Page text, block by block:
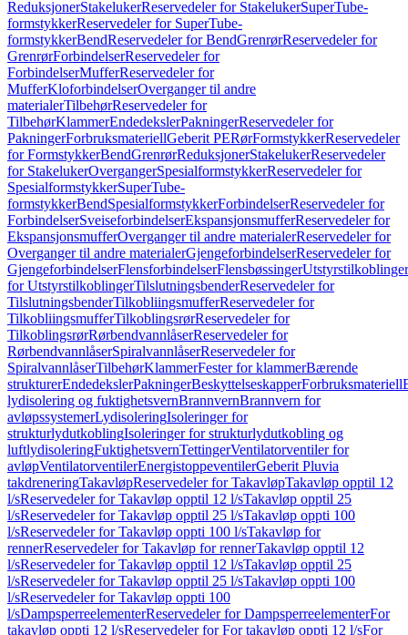
ReduksjonerStakelukerReservedeler for StakelukerSuperTube-
formstykkerReservedeler for SuperTube-
formstykkerBendReservedeler for BendGrenrørReservedeler for
GrenrørForbindelserReservedeler for
ForbindelserMufferReservedeler for
MufferKloforbindelserOverganger til andre
materialerTilbehørReservedeler for
TilbehørKlammerEndedekslerPakningerReservedeler for
PakningerForbruksmateriellGeberit PERørFormstykkerReservedeler
for FormstykkerBendGrenrørReduksjonerStakelukerReservedeler
for StakelukerOvergangerSpesialformstykkerReservedeler for
SpesialformstykkerSuperTube-
formstykkerBendSpesialformstykkerForbindelserReservedeler for
ForbindelserSveiseforbindelserEkspansjonsmufferReservedeler for
EkspansjonsmufferOverganger til andre materialerReservedeler for
Overganger til andre materialerGjengeforbindelserReservedeler for
GjengeforbindelserFlensforbindelserFlensbøssingerUtstyrstilkoblinger
for UtstyrstilkoblingerTilslutningsbenderReservedeler for
TilslutningsbenderTilkobliingsmufferReservedeler for
TilkobliingsmufferTilkoblingsrørReservedeler for
TilkoblingsrørRørbendvannlåserReservedeler for
RørbendvannlåserSpiralvannlåserReservedeler for
SpiralvannlåserTilbehørKlammerFester for klammerBærende
strukturerEndedekslerPakningerBeskyttelseskapperForbruksmateriell
lydisolering og fuktighetsvernBrannvernBrannvern for
avløpssystemerLydisoleringIsoleringer for
strukturlydutkoblingIsoleringer for strukturlydutkobling og
luftlydisoleringFuktighetsvernTettingerVentilatorventiler for
avløpVentilatorventilerEnergistoppeventilerGeberit Pluvia
takdreneringTakavløpReservedeler for TakavløpTakavløp opptil 12
l/sReservedeler for Takavløp opptil 12 l/sTakavløp opptil 25
l/sReservedeler for Takavløp opptil 25 l/sTakavløp oppti 100
l/sReservedeler for Takavløp oppti 100 l/sTakavløp for
rennerReservedeler for Takavløp for rennerTakavløp opptil 12
l/sReservedeler for Takavløp opptil 12 l/sTakavløp opptil 25
l/sReservedeler for Takavløp opptil 25 l/sTakavløp oppti 100
l/sReservedeler for Takavløp oppti 100
l/sDampsperreelementerReservedeler for DampsperreelementerFor
takavløp oppti 12 l/sReservedeler for For takavløp oppti 12 l/sFor